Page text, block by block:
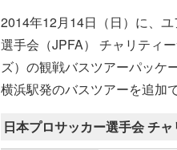
2014年12月14日（日）に、
選手会（JPFA） チャリティ
ズ）の観戦バスツアーパッケ
横浜駅発のバスツアーを追加
日本プロサッカー選手会 チ